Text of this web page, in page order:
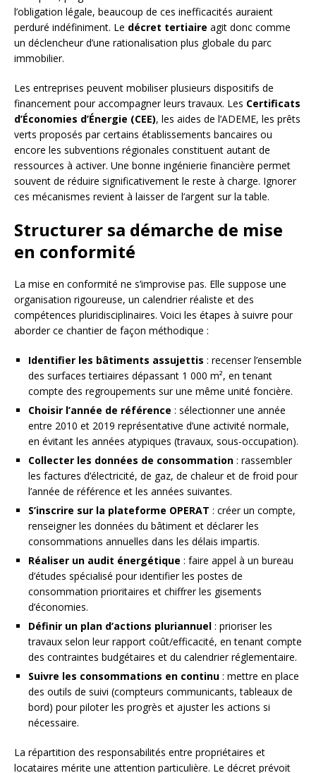
l’obligation légale, beaucoup de ces inefficacités auraient
perduré indéfiniment. Le décret tertiaire agit donc comme
un déclencheur d’une rationalisation plus globale du parc
immobilier.
Les entreprises peuvent mobiliser plusieurs dispositifs de
financement pour accompagner leurs travaux. Les Certificats
d’Économies d’Énergie (CEE), les aides de l’ADEME, les prêts
verts proposés par certains établissements bancaires ou
encore les subventions régionales constituent autant de
ressources à activer. Une bonne ingénierie financière permet
souvent de réduire significativement le reste à charge. Ignorer
ces mécanismes revient à laisser de l’argent sur la table.
Structurer sa démarche de mise
en conformité
La mise en conformité ne s’improvise pas. Elle suppose une
organisation rigoureuse, un calendrier réaliste et des
compétences pluridisciplinaires. Voici les étapes à suivre pour
aborder ce chantier de façon méthodique :
Identifier les bâtiments assujettis : recenser l’ensemble
des surfaces tertiaires dépassant 1 000 m², en tenant
compte des regroupements sur une même unité foncière.
Choisir l’année de référence : sélectionner une année
entre 2010 et 2019 représentative d’une activité normale,
en évitant les années atypiques (travaux, sous-occupation).
Collecter les données de consommation : rassembler
les factures d’électricité, de gaz, de chaleur et de froid pour
l’année de référence et les années suivantes.
S’inscrire sur la plateforme OPERAT : créer un compte,
renseigner les données du bâtiment et déclarer les
consommations annuelles dans les délais impartis.
Réaliser un audit énergétique : faire appel à un bureau
d’études spécialisé pour identifier les postes de
consommation prioritaires et chiffrer les gisements
d’économies.
Définir un plan d’actions pluriannuel : prioriser les
travaux selon leur rapport coût/efficacité, en tenant compte
des contraintes budgétaires et du calendrier réglementaire.
Suivre les consommations en continu : mettre en place
des outils de suivi (compteurs communicants, tableaux de
bord) pour piloter les progrès et ajuster les actions si
nécessaire.
La répartition des responsabilités entre propriétaires et
locataires mérite une attention particulière. Le décret prévoit